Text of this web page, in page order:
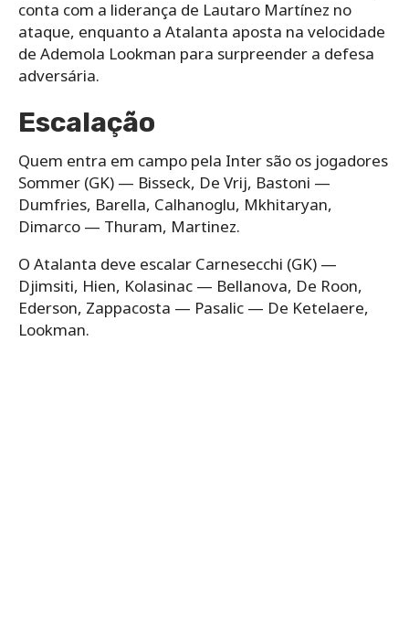
conta com a liderança de Lautaro Martínez no
ataque, enquanto a Atalanta aposta na velocidade
de Ademola Lookman para surpreender a defesa
adversária.
Escalação
Quem entra em campo pela Inter são os jogadores
Sommer (GK) — Bisseck, De Vrij, Bastoni —
Dumfries, Barella, Calhanoglu, Mkhitaryan,
Dimarco — Thuram, Martinez.
O Atalanta deve escalar Carnesecchi (GK) —
Djimsiti, Hien, Kolasinac — Bellanova, De Roon,
Ederson, Zappacosta — Pasalic — De Ketelaere,
Lookman.